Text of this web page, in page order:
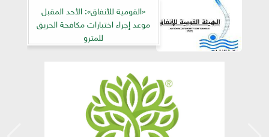
«القومية للأنفاق»: الأحد المقبل
موعد إجراء اختبارات مكافحة الحريق
للمترو